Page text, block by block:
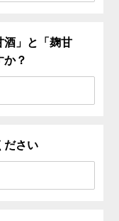
酒」と「麹甘
か？
ださい